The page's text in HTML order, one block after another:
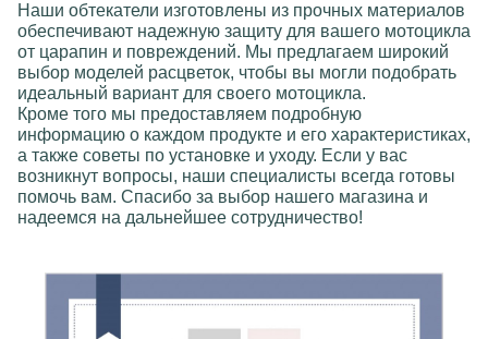
Наши обтекатели изготовлены из прочных материалов
обеспечивают надежную защиту для вашего мотоцикла
от царапин и повреждений. Мы предлагаем широкий
выбор моделей расцветок, чтобы вы могли подобрать
идеальный вариант для своего мотоцикла.
Кроме того мы предоставляем подробную
информацию о каждом продукте и его характеристиках,
а также советы по установке и уходу. Если у вас
возникнут вопросы, наши специалисты всегда готовы
помочь вам. Спасибо за выбор нашего магазина и
надеемся на дальнейшее сотрудничество!